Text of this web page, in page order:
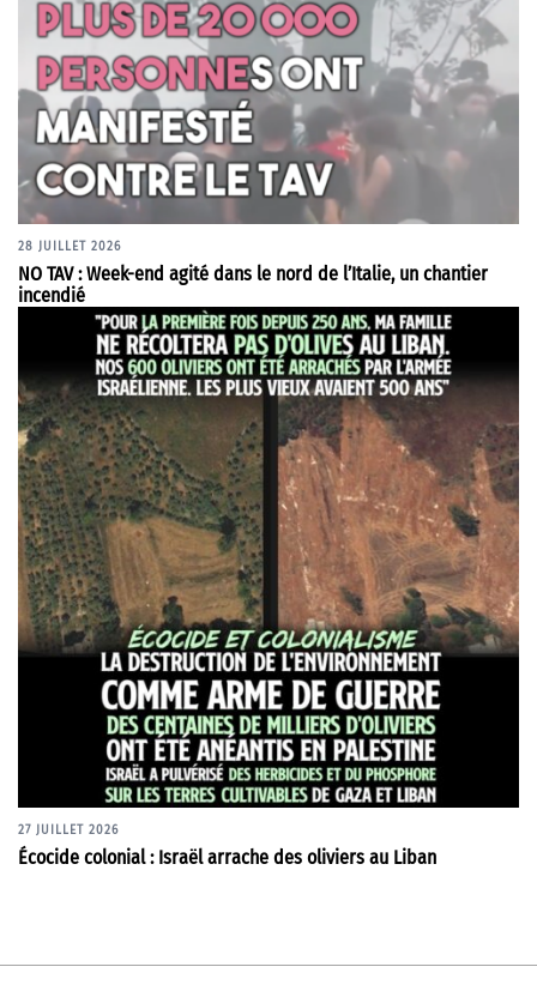
28 JUILLET 2026
NO TAV : Week-end agité dans le nord de l’Italie, un chantier
incendié
27 JUILLET 2026
Écocide colonial : Israël arrache des oliviers au Liban